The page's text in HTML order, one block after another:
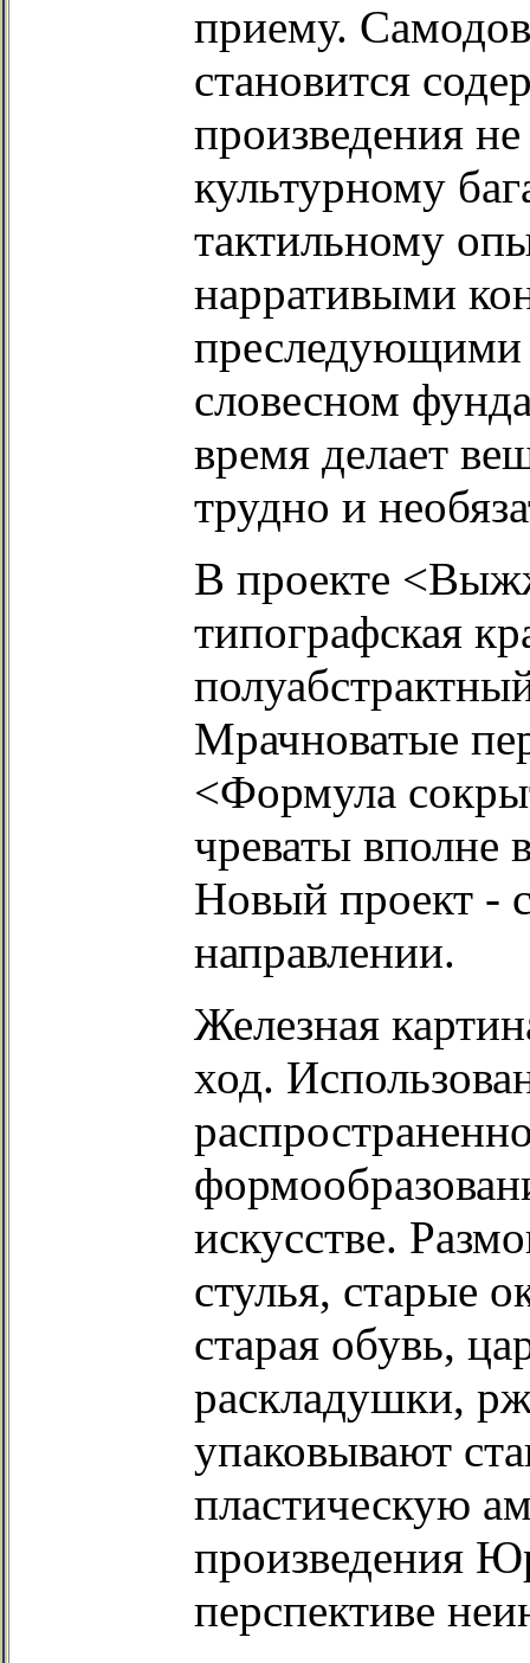
приему.
становится
произведения
культурному
тактильному
нарративыми
преследующими
словесном
время делает
трудно и
В проекте
типографская
Мрачноватые
<Формула
чреваты вполне
Новый проект -
направлении.
Железная
ход.
искусстве.
стулья, старые
старая обувь,
раскладушки,
упаковывают
пластическую
произведения
перспективе